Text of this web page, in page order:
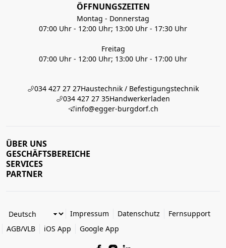
ÖFFNUNGSZEITEN
Montag - Donnerstag
07:00 Uhr - 12:00 Uhr; 13:00 Uhr - 17:30 Uhr
Freitag
07:00 Uhr - 12:00 Uhr; 13:00 Uhr - 17:00 Uhr
034 427 27 27Haustechnik / Befestigungstechnik
034 427 27 35Handwerkerladen
info@egger-burgdorf.ch
ÜBER UNS
GESCHÄFTSBEREICHE
SERVICES
PARTNER
Impressum Datenschutz
Fernsupport
AGB/VLB
iOS App Google App